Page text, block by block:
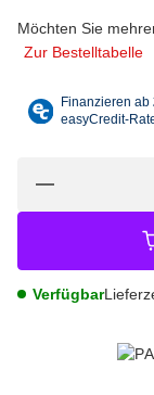
Möchten Sie
Zur Bestelltabelle
Verfügbar